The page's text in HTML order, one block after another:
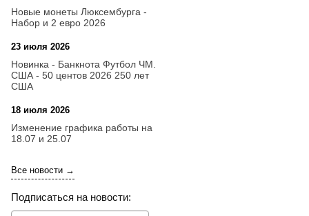
Новые монеты Люксембурга -
Набор и 2 евро 2026
23 июля 2026
Новинка - Банкнота Футбол ЧМ.
США - 50 центов 2026 250 лет
США
18 июля 2026
Изменение графика работы на
18.07 и 25.07
Все новости →
Подписаться на новости: